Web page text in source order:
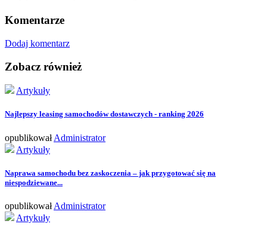
Komentarze
Dodaj komentarz
Zobacz również
Artykuły
Najlepszy leasing samochodów dostawczych - ranking 2026
opublikował Administrator
Artykuły
Naprawa samochodu bez zaskoczenia – jak przygotować się na
niespodziewane...
opublikował Administrator
Artykuły